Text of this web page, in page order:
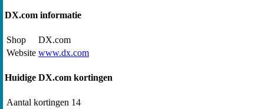
DX.com informatie
Shop
DX.com
Website www.dx.com
Huidige DX.com kortingen
Aantal kortingen 14